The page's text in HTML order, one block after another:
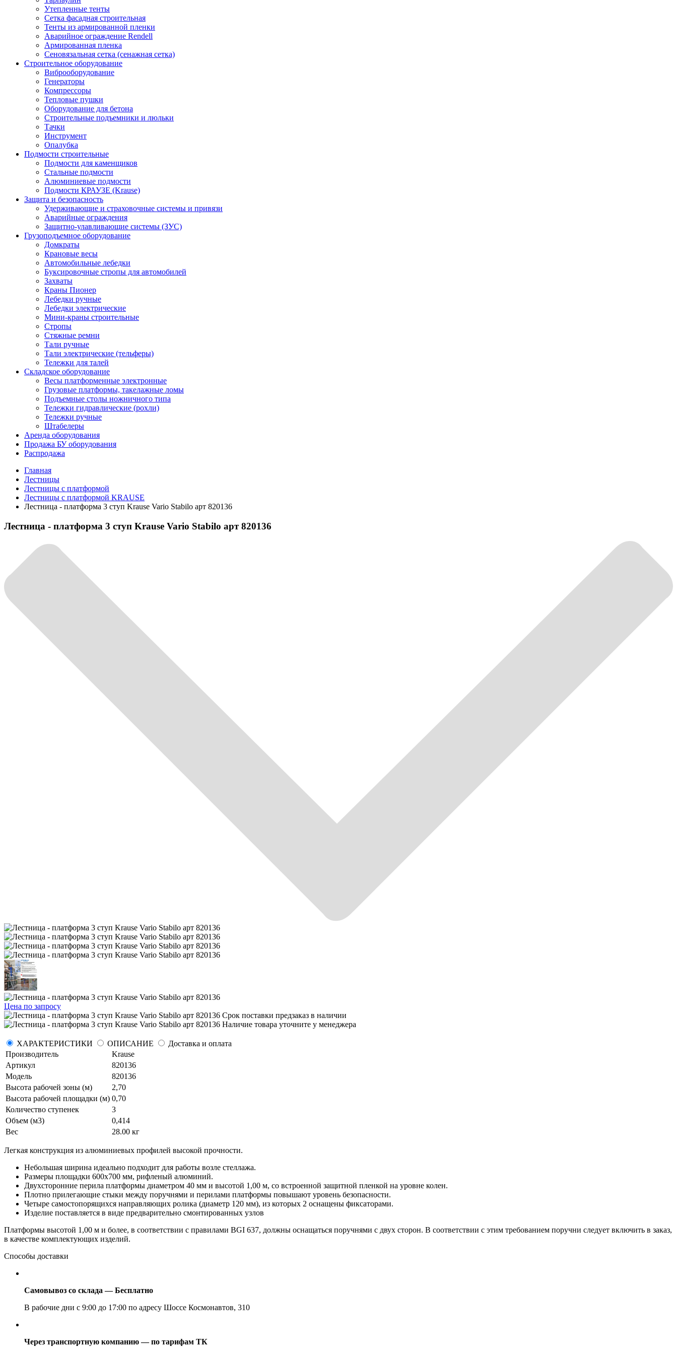
Утепленные тенты
Сетка фасадная строительная
Тенты из армированной пленки
Аварийное ограждение Rendell
Армированная пленка
Сеновязальная сетка (сенажная сетка)
Строительное оборудование
Виброоборудование
Генераторы
Компрессоры
Тепловые пушки
Оборудование для бетона
Строительные подъемники и люльки
Тачки
Инструмент
Опалубка
Подмости строительные
Подмости для каменщиков
Стальные подмости
Алюминиевые подмости
Подмости КРАУЗЕ (Krause)
Защита и безопасность
Удерживающие и страховочные системы и привязи
Аварийные ограждения
Защитно-улавливающие системы (ЗУС)
Грузоподъемное оборудование
Домкраты
Крановые весы
Автомобильные лебедки
Буксировочные стропы для автомобилей
Захваты
Краны Пионер
Лебедки ручные
Лебедки электрические
Мини-краны строительные
Стропы
Стяжные ремни
Тали ручные
Тали электрические (тельферы)
Тележки для талей
Складское оборудование
Весы платформенные электронные
Грузовые платформы, такелажные ломы
Подъемные столы ножничного типа
Тележки гидравлические (рохли)
Тележки ручные
Штабелеры
Аренда оборудования
Продажа БУ оборудования
Распродажа
Главная
Лестницы
Лестницы с платформой
Лестницы с платформой KRAUSE
Лестница - платформа 3 ступ Krause Vario Stabilo арт 820136
Лестница - платформа 3 ступ Krause Vario Stabilo арт 820136
Цена по запросу
Срок поставки предзаказ в наличии
Наличие товара уточните у менеджера
ХАРАКТЕРИСТИКИ ОПИСАНИЕ
Доставка и оплата
Производитель
Krause
Артикул
820136
Модель
820136
Высота рабочей зоны (м)
2,70
Высота рабочей площадки (м) 0,70
Количество ступенек
3
Объем (м3)
0,414
Вес
28.00 кг
Легкая конструкция из алюминиевых профилей высокой прочности.
Небольшая ширина идеально подходит для работы возле стеллажа.
Размеры площадки 600х700 мм, рифленый алюминий.
Двухсторонние перила платформы диаметром 40 мм и высотой 1,00 м, со встроенной защитной пленкой на уровне колен.
Плотно прилегающие стыки между поручнями и перилами платформы повышают уровень безопасности.
Четыре самостопорящихся направляющих ролика (диаметр 120 мм), из которых 2 оснащены фиксаторами.
Изделие поставляется в виде предварительно смонтированных узлов
Платформы высотой 1,00 м и более, в соответствии с правилами BGI 637, должны оснащаться поручнями с двух сторон. В соответствии с этим требованием поручни следует включить в заказ,
в качестве комплектующих изделий.
Способы доставки
Самовывоз со склада — Бесплатно
В рабочие дни с 9:00 до 17:00 по адресу Шоссе Космонавтов, 310
Через транспортную компанию — по тарифам ТК